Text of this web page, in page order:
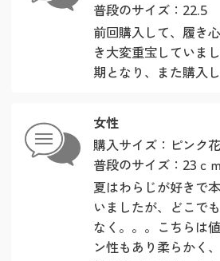
普段のサイズ：22.5
前回購入して、履き
き大変重宝していま
期となり、また購入し
女性
購入サイズ：ピンク
普段のサイズ：23ｃｍ
夏はわらじが好きで
いましたが、どこで
なく。。。こちらは
ン性もあり柔らかく